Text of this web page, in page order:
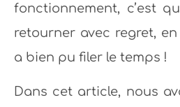
fonctionnement, c’est
retourner avec regret,
a bien pu filer le temps !
Dans cet article, nous